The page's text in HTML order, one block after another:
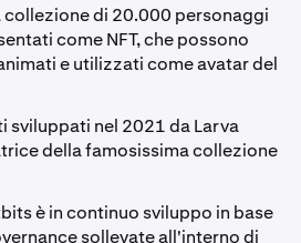
collezione di 20.000 personaggi
come NFT, che possono
e utilizzati come avatar del
sviluppati nel 2021 da Larva
della famosissima collezione
è in continuo sviluppo in base
sollevate all'interno di